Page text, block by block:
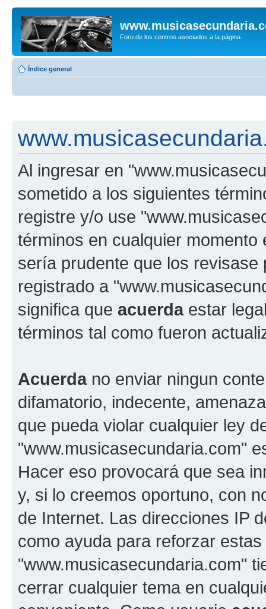
Foro de los centros asociados a la página.
Índice general
Al ingresar en
sometido a los siguientes
registre y/o use
términos en cualquier
sería prudente que los
registrado a
significa que acuerdaestar
términos tal como fueron
Acuerdano enviar ningun
difamatorio, indecente,
que pueda violar cualquier ley
"www.musicasecundaria.com"
Hacer eso provocará que sea
y, si lo creemos oportuno, con
de Internet. Las direcciones IP
como ayuda para reforzar
"www.musicasecundaria.com"
cerrar cualquier tema en